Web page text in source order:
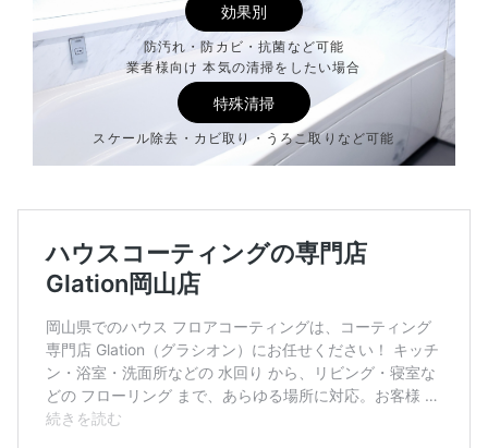
効果別
防汚れ・防カビ・抗菌など可能
業者様向け 本気の清掃をしたい場合
特殊清掃
スケール除去・カビ取り・うろこ取りなど可能